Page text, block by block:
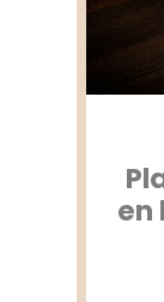
en